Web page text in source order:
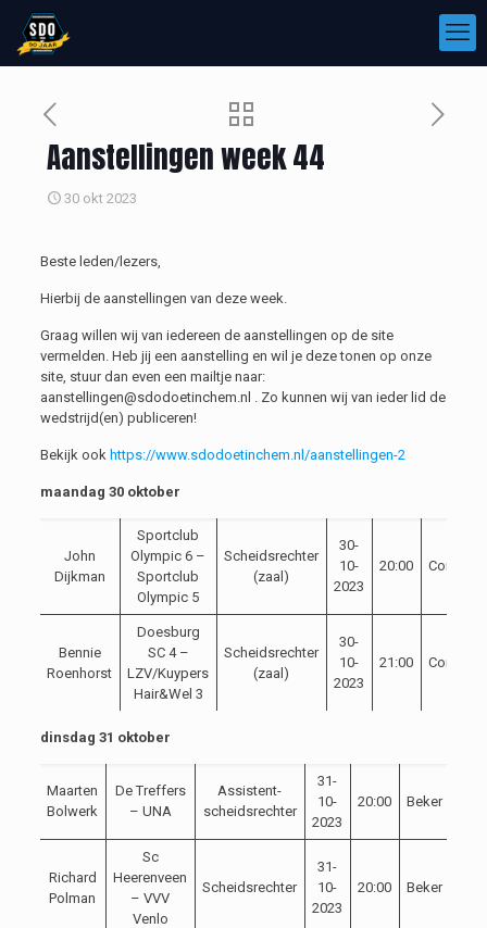
Aanstellingen week 44
30 okt 2023
Beste leden/lezers,
Hierbij de aanstellingen van deze week.
Graag willen wij van iedereen de aanstellingen op de site
vermelden. Heb jij een aanstelling en wil je deze tonen op onze
site, stuur dan even een mailtje naar:
aanstellingen@sdodoetinchem.nl . Zo kunnen wij van ieder lid de
wedstrijd(en) publiceren!
Bekijk ook https://www.sdodoetinchem.nl/aanstellingen-2
maandag 30 oktober
John
Dijkman
Sportclub
Olympic 6 –
Sportclub
Olympic 5
Scheidsrechter
(zaal)
30-
10-
2023
20:00
Bennie
Roenhorst
Doesburg
SC 4 –
LZV/Kuypers
Hair&Wel 3
Scheidsrechter
(zaal)
30-
10-
2023
21:00
dinsdag 31 oktober
Maarten
Bolwerk
De Treffers
– UNA
Assistent-
scheidsrechter
31-
10-
2023
20:00 Beker
Richard
Polman
Sc
Heerenveen
– VVV
Venlo
Scheidsrechter
31-
10-
2023
20:00 Beker